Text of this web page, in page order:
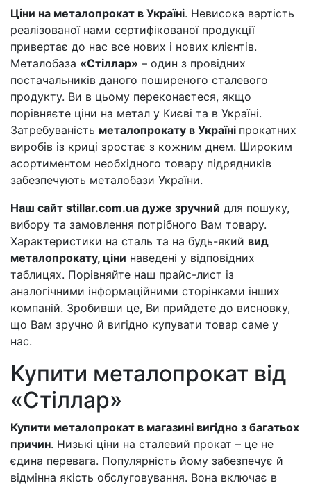
Ціни на металопрокат в Україні. Невисока вартість
реалізованої нами сертифікованої продукції
привертає до нас все нових і нових клієнтів.
Металобаза «Стіллар» – один з провідних
постачальників даного поширеного сталевого
продукту. Ви в цьому переконаєтеся, якщо
порівняєте ціни на метал у Києві та в Україні.
Затребуваність металопрокату в Україні прокатних
виробів із криці зростає з кожним днем. Широким
асортиментом необхідного товару підрядників
забезпечують металобази України.
Наш сайт stillar.com.ua дуже зручний для пошуку,
вибору та замовлення потрібного Вам товару.
Характеристики на сталь та на будь-який вид
металопрокату, ціни наведені у відповідних
таблицях. Порівняйте наш прайс-лист із
аналогічними інформаційними сторінками інших
компаній. Зробивши це, Ви прийдете до висновку,
що Вам зручно й вигідно купувати товар саме у
нас.
Купити металопрокат від
«Стіллар»
Купити металопрокат в магазині вигідно з багатьох
причин. Низькі ціни на сталевий прокат – це не
єдина перевага. Популярність йому забезпечує й
відмінна якість обслуговування. Вона включає в